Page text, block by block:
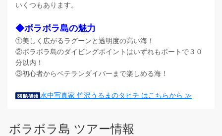
いくつもあります。
◆ボラボラ島の魅力
①美しく広がるラグーンと透明度の高い海！
②ボラボラ島のダイビングポイントはいずれもボートで３０
分以内！
③初心者からベテランダイバーまで楽しめる海！
水中写真家 竹沢うるまのタヒチ はこちらから ≫
ボラボラ島 ツアー情報